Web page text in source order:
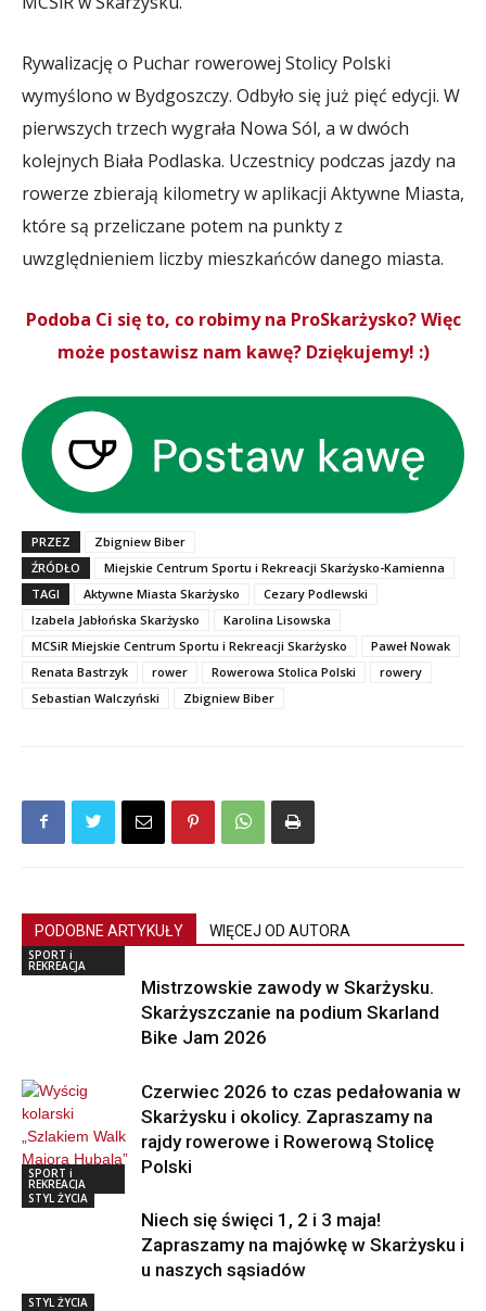
Rywalizację o Puchar rowerowej Stolicy Polski
wymyślono w Bydgoszczy. Odbyło się już pięć edycji. W
pierwszych trzech wygrała Nowa Sól, a w dwóch
kolejnych Biała Podlaska. Uczestnicy podczas jazdy na
rowerze zbierają kilometry w aplikacji Aktywne Miasta,
które są przeliczane potem na punkty z
uwzględnieniem liczby mieszkańców danego miasta.
Podoba Ci się to, co robimy na ProSkarżysko? Więc
może postawisz nam kawę? Dziękujemy! :)
PRZEZ
Zbigniew Biber
ŹRÓDŁO
Miejskie Centrum Sportu i Rekreacji Skarżysko-Kamienna
TAGI
Aktywne Miasta Skarżysko
Cezary Podlewski
Izabela Jabłońska Skarżysko
Karolina Lisowska
MCSiR Miejskie Centrum Sportu i Rekreacji Skarżysko
Paweł Nowak
Renata Bastrzyk
rower Rowerowa Stolica Polski
rowery
Sebastian Walczyński
Zbigniew Biber
PODOBNE ARTYKUŁY WIĘCEJ OD AUTORA
SPORT i
REKREACJA
Mistrzowskie zawody w Skarżysku.
Skarżyszczanie na podium Skarland
Bike Jam 2026
SPORT i
REKREACJA
Czerwiec 2026 to czas pedałowania w
Skarżysku i okolicy. Zapraszamy na
rajdy rowerowe i Rowerową Stolicę
Polski
STYL ŻYCIA
Niech się święci 1, 2 i 3 maja!
Zapraszamy na majówkę w Skarżysku i
u naszych sąsiadów
STYL ŻYCIA